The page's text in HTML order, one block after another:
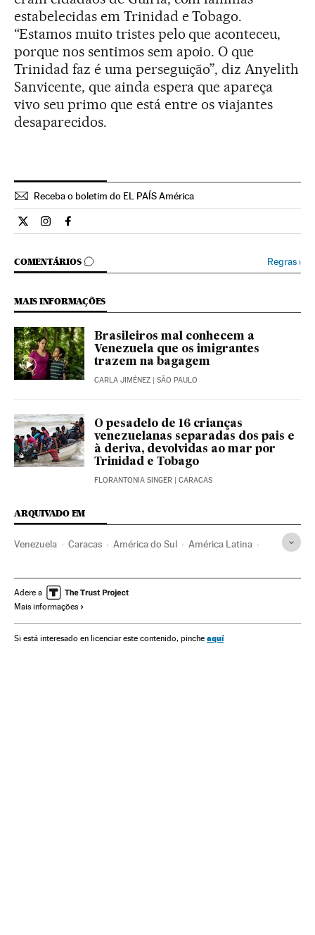
estabelecidas em Trinidad e Tobago.
“Estamos muito tristes pelo que aconteceu,
porque nos sentimos sem apoio. O que
Trinidad faz é uma perseguição”, diz Anyelith
Sanvicente, que ainda espera que apareça
vivo seu primo que está entre os viajantes
desaparecidos.
Receba o boletim do EL PAÍS América
Internacional El País Brasil en Twitter
Internacional El País Brasil en Instagram
Internacional El País Brasil en Facebook
COMENTÁRIOS
COMENTÁRIOS Regras›
MAIS INFORMAÇÕES
Brasileiros mal conhecem a
Venezuela que os imigrantes
trazem na bagagem
CARLA JIMÉNEZ | SÃO PAULO
O pesadelo de 16 crianças
venezuelanas separadas dos pais e
à deriva, devolvidas ao mar por
Trinidad e Tobago
FLORANTONIA SINGER | CARACAS
ARQUIVADO EM
Venezuela Caracas América do Sul América Latina
América
Adere a
Mais informações
Si está interesado en licenciar este contenido, pinche aquí